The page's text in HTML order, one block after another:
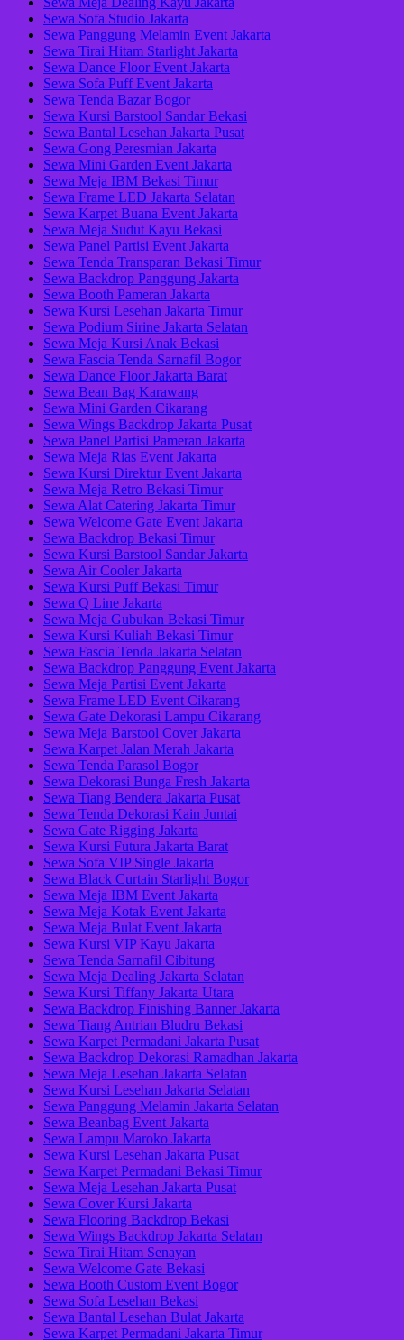
Sewa Sofa Studio Jakarta
Sewa Panggung Melamin Event Jakarta
Sewa Tirai Hitam Starlight Jakarta
Sewa Dance Floor Event Jakarta
Sewa Sofa Puff Event Jakarta
Sewa Tenda Bazar Bogor
Sewa Kursi Barstool Sandar Bekasi
Sewa Bantal Lesehan Jakarta Pusat
Sewa Gong Peresmian Jakarta
Sewa Mini Garden Event Jakarta
Sewa Meja IBM Bekasi Timur
Sewa Frame LED Jakarta Selatan
Sewa Karpet Buana Event Jakarta
Sewa Meja Sudut Kayu Bekasi
Sewa Panel Partisi Event Jakarta
Sewa Tenda Transparan Bekasi Timur
Sewa Backdrop Panggung Jakarta
Sewa Booth Pameran Jakarta
Sewa Kursi Lesehan Jakarta Timur
Sewa Podium Sirine Jakarta Selatan
Sewa Meja Kursi Anak Bekasi
Sewa Fascia Tenda Sarnafil Bogor
Sewa Dance Floor Jakarta Barat
Sewa Bean Bag Karawang
Sewa Mini Garden Cikarang
Sewa Wings Backdrop Jakarta Pusat
Sewa Panel Partisi Pameran Jakarta
Sewa Meja Rias Event Jakarta
Sewa Kursi Direktur Event Jakarta
Sewa Meja Retro Bekasi Timur
Sewa Alat Catering Jakarta Timur
Sewa Welcome Gate Event Jakarta
Sewa Backdrop Bekasi Timur
Sewa Kursi Barstool Sandar Jakarta
Sewa Air Cooler Jakarta
Sewa Kursi Puff Bekasi Timur
Sewa Q Line Jakarta
Sewa Meja Gubukan Bekasi Timur
Sewa Kursi Kuliah Bekasi Timur
Sewa Fascia Tenda Jakarta Selatan
Sewa Backdrop Panggung Event Jakarta
Sewa Meja Partisi Event Jakarta
Sewa Frame LED Event Cikarang
Sewa Gate Dekorasi Lampu Cikarang
Sewa Meja Barstool Cover Jakarta
Sewa Karpet Jalan Merah Jakarta
Sewa Tenda Parasol Bogor
Sewa Dekorasi Bunga Fresh Jakarta
Sewa Tiang Bendera Jakarta Pusat
Sewa Tenda Dekorasi Kain Juntai
Sewa Gate Rigging Jakarta
Sewa Kursi Futura Jakarta Barat
Sewa Sofa VIP Single Jakarta
Sewa Black Curtain Starlight Bogor
Sewa Meja IBM Event Jakarta
Sewa Meja Kotak Event Jakarta
Sewa Meja Bulat Event Jakarta
Sewa Kursi VIP Kayu Jakarta
Sewa Tenda Sarnafil Cibitung
Sewa Meja Dealing Jakarta Selatan
Sewa Kursi Tiffany Jakarta Utara
Sewa Backdrop Finishing Banner Jakarta
Sewa Tiang Antrian Bludru Bekasi
Sewa Karpet Permadani Jakarta Pusat
Sewa Backdrop Dekorasi Ramadhan Jakarta
Sewa Meja Lesehan Jakarta Selatan
Sewa Kursi Lesehan Jakarta Selatan
Sewa Panggung Melamin Jakarta Selatan
Sewa Beanbag Event Jakarta
Sewa Lampu Maroko Jakarta
Sewa Kursi Lesehan Jakarta Pusat
Sewa Karpet Permadani Bekasi Timur
Sewa Meja Lesehan Jakarta Pusat
Sewa Cover Kursi Jakarta
Sewa Flooring Backdrop Bekasi
Sewa Wings Backdrop Jakarta Selatan
Sewa Tirai Hitam Senayan
Sewa Welcome Gate Bekasi
Sewa Booth Custom Event Bogor
Sewa Sofa Lesehan Bekasi
Sewa Bantal Lesehan Bulat Jakarta
Sewa Karpet Permadani Jakarta Timur